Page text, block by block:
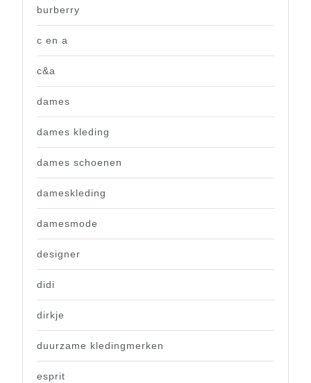
burberry
c en a
c&a
dames
dames kleding
dames schoenen
dameskleding
damesmode
designer
didi
dirkje
duurzame kledingmerken
esprit